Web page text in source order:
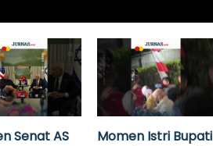
Senat AS
Momen Istri Bupati